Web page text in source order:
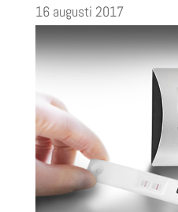
16 augusti 2017